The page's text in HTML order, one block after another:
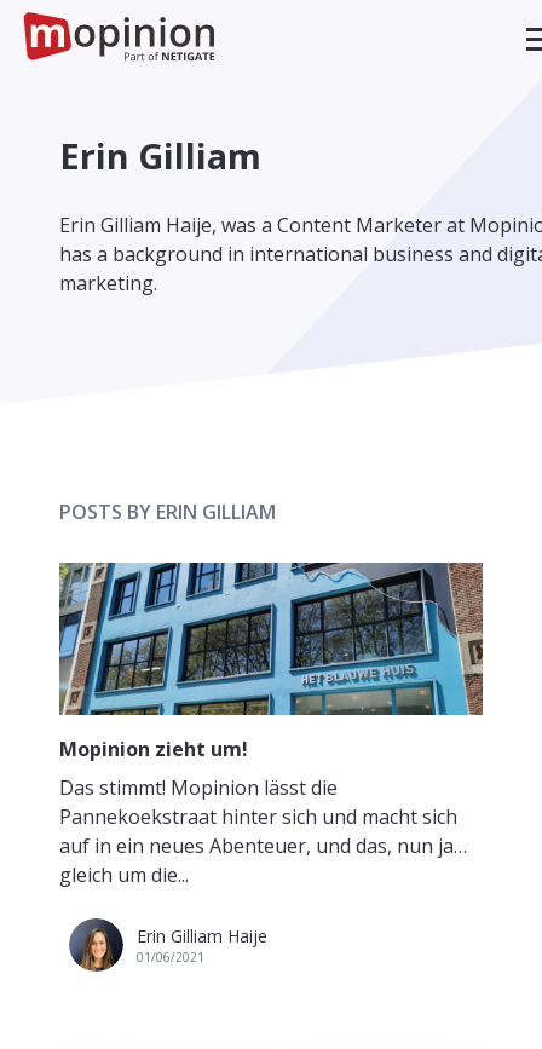
Erin Gilliam
Erin Gilliam Haije, was a Content Marketer at
has a background in international business and
marketing.
POSTS BY ERIN GILLIAM
Mopinion zieht um!
Das stimmt! Mopinion lässt die
Pannekoekstraat hinter sich und macht sich
auf in ein neues Abenteuer, und das, nun ja…
gleich um die...
Erin Gilliam Haije
01/06/2021